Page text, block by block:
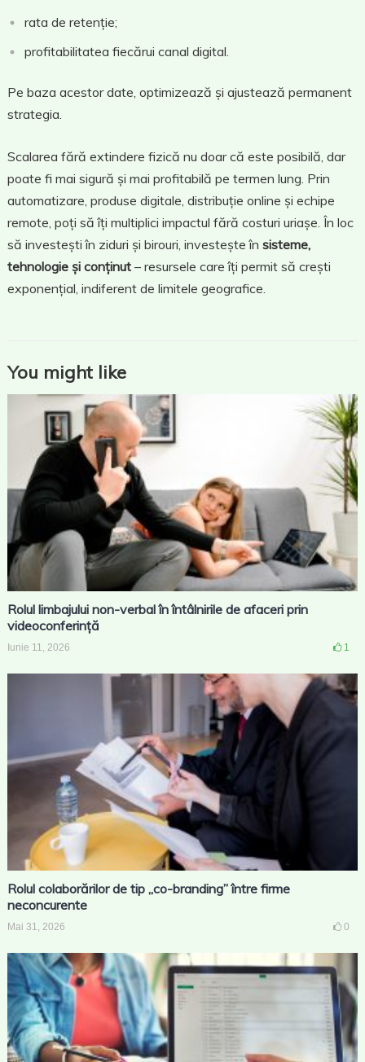
rata de retenție;
profitabilitatea fiecărui canal digital.
Pe baza acestor date, optimizează și ajustează permanent
strategia.
Scalarea fără extindere fizică nu doar că este posibilă, dar
poate fi mai sigură și mai profitabilă pe termen lung. Prin
automatizare, produse digitale, distribuție online și echipe
remote, poți să îți multiplici impactul fără costuri uriașe. În loc
să investești în ziduri și birouri, investește în sisteme,
tehnologie și conținut– resursele care îți permit să crești
exponențial, indiferent de limitele geografice.
You might like
Rolul limbajului non-verbal în întâlnirile de afaceri prin
videoconferință
Iunie 11, 2026 1
Rolul colaborărilor de tip „co-branding” între firme
neconcurente
Mai 31, 2026 0